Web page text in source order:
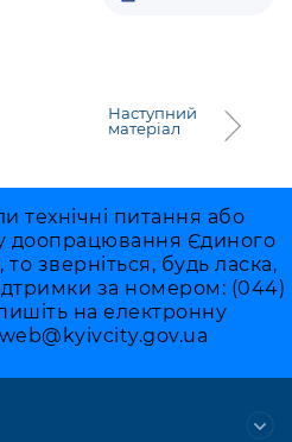
Наступний
матеріал
технічні питання або
доопрацювання Єдиного
зверніться, будь ласка,
за номером: (044)
на електронну